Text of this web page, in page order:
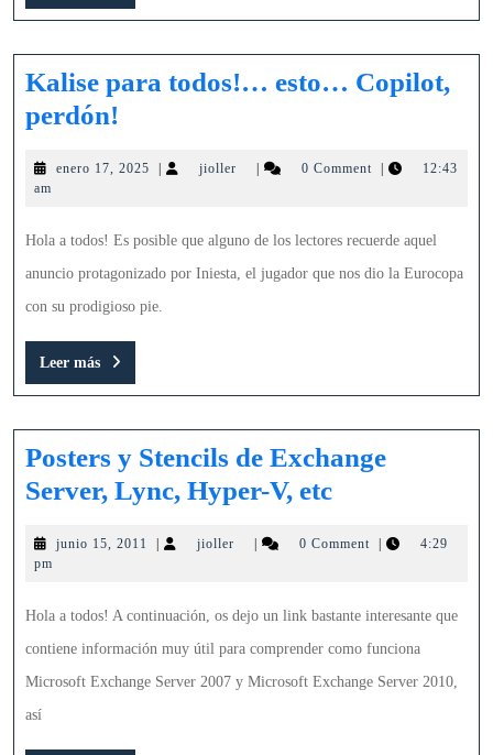
más
Kalise para todos!… esto… Copilot,
perdón!
todos!…
Copilot,
perdón!
enero 17, 2025 enero
jioller jioller 0 Comment
12:43
am
Hola a todos! Es posible que alguno de los lectores recuerde aquel
anuncio protagonizado por Iniesta, el jugador que nos dio la Eurocopa
con su prodigioso pie.
Leer más
más
Posters y Stencils de Exchange
Server, Lync, Hyper-V, etcPosters
Stencils
Exchange
Server,
Lync,
junio 15, 2011 junio
jioller jioller 0 Comment
4:29
pm
Hola a todos! A continuación, os dejo un link bastante interesante que
contiene información muy útil para comprender como funciona
Microsoft Exchange Server 2007 y Microsoft Exchange Server 2010,
así